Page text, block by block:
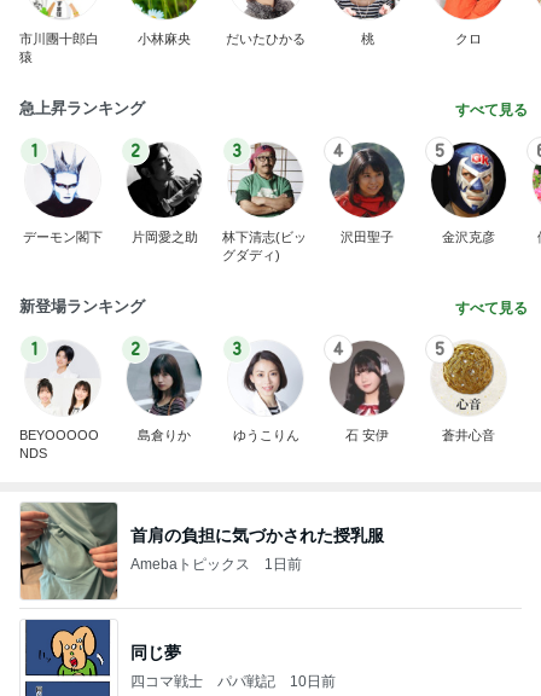
市川團十郎白
猿
小林麻央 だいたひかる 桃 クロ
急上昇ランキング すべて見る
1
デーモン閣下
2
片岡愛之助
3
林下清志(ビッ
グダディ)
4
沢田聖子
5
金沢克彦
新登場ランキング すべて見る
1
BEYOOOOO
NDS
2
島倉りか
3
ゆうこりん
4
石 安伊
5
蒼井心音
首肩の負担に気づかされた授乳服
Amebaトピックス 1日前
同じ夢
四コマ戦士 パパ戦記 10日前